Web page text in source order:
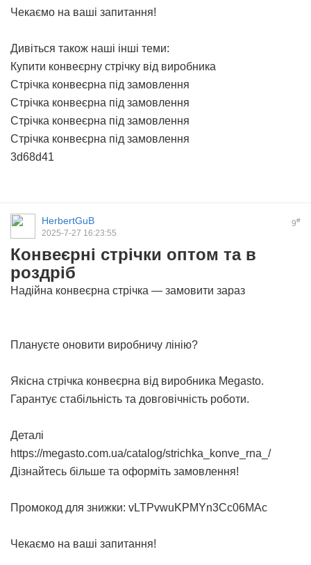
Чекаємо на ваші запитання!
Дивіться також наші інші теми:
Купити конвеєрну стрічку від виробника
Стрічка конвеєрна під замовлення
Стрічка конвеєрна під замовлення
Стрічка конвеєрна під замовлення
Стрічка конвеєрна під замовлення
3d68d41
9#
HerbertGuB
2025-7-27 16:23:55
Конвеєрні стрічки оптом та в
роздріб
Надійна конвеєрна стрічка — замовити зараз
Плануєте оновити виробничу лінію?
Якісна стрічка конвеєрна від виробника Megasto.
Гарантує стабільність та довговічність роботи.
Деталі
https://megasto.com.ua/catalog/strichka_konve_rna_/
Дізнайтесь більше та оформіть замовлення!
Промокод для знижки: vLTPvwuKPMYn3Cc06MAc
Чекаємо на ваші запитання!